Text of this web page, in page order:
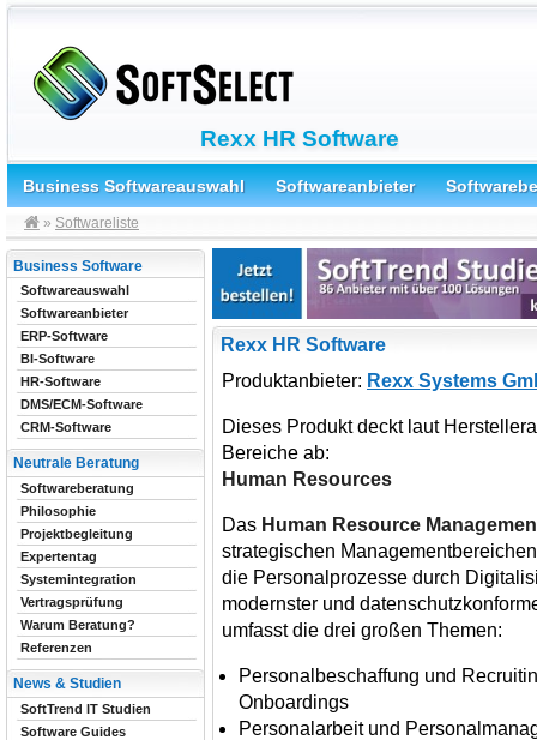
Rexx HR Software
Business Softwareauswahl Softwareanbieter
» Softwareliste
Rexx HR Software
Produktanbieter: Rexx Systems
Dieses Produkt deckt laut
Bereiche ab:
Human Resources
Das Human Resource
strategischen
die Personalprozesse durch
modernster und
umfasst die drei großen Themen:
Personalbeschaffung und
Onboardings
Personalarbeit und
Business Software
Softwareauswahl
Softwareanbieter
ERP-Software
BI-Software
HR-Software
DMS/ECM-Software
CRM-Software
Neutrale Beratung
Softwareberatung
Philosophie
Projektbegleitung
Expertentag
Systemintegration
Vertragsprüfung
Warum Beratung?
Referenzen
News & Studien
SoftTrend IT Studien
Software Guides